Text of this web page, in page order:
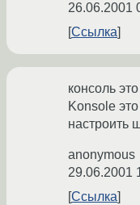
26.06.2001
Ссылка
консоль
Konsole
настроить
anonymous
29.06.2001
Ссылка